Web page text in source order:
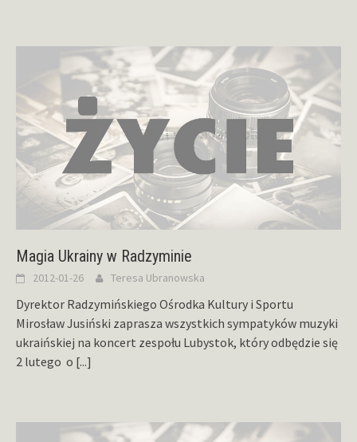
Magia Ukrainy w Radzyminie
2012-01-26 Teresa Ubranowska
Dyrektor Radzymińskiego Ośrodka Kultury i Sportu
Mirosław Jusiński zaprasza wszystkich sympatyków muzyki
ukraińskiej na koncert zespołu Lubystok, który odbędzie się
2 lutego o [...]